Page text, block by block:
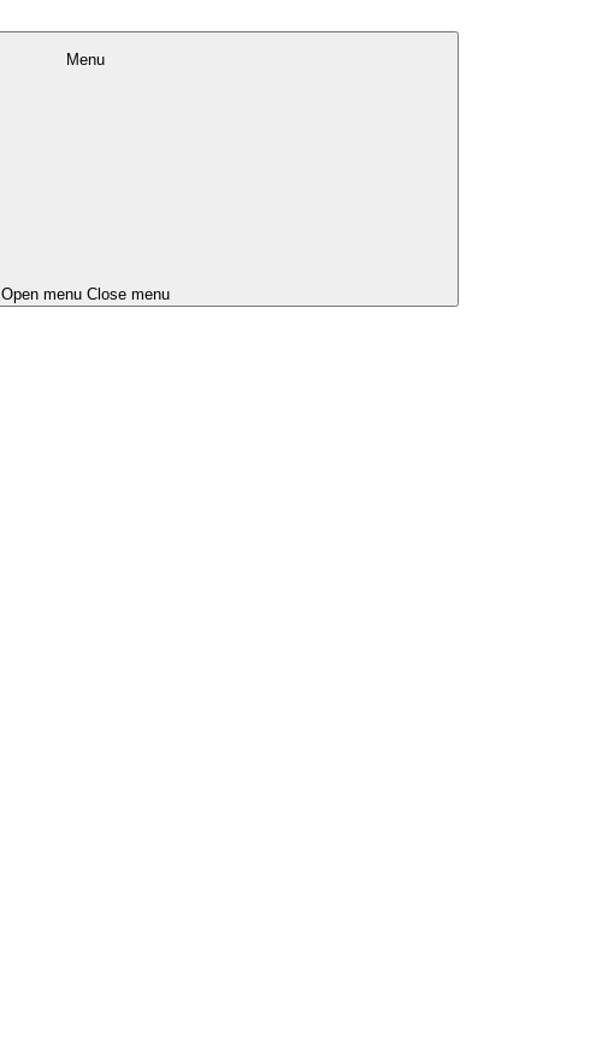
Menu
Open menu Close menu